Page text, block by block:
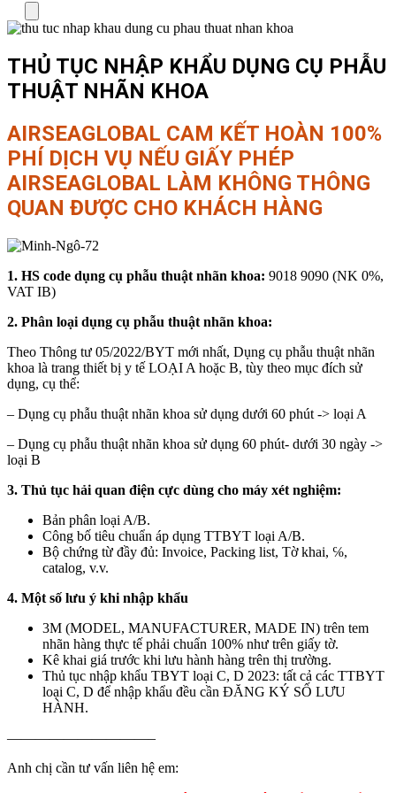
THỦ TỤC NHẬP KHẨU DỤNG CỤ PHẪU
THUẬT NHÃN KHOA
AIRSEAGLOBAL CAM KẾT HOÀN 100%
PHÍ DỊCH VỤ NẾU GIẤY PHÉP
AIRSEAGLOBAL LÀM KHÔNG THÔNG
QUAN ĐƯỢC CHO KHÁCH HÀNG
1. HS code dụng cụ phẫu thuật nhãn khoa: 9018 9090 (NK 0%,
VAT IB)
2. Phân loại dụng cụ phẫu thuật nhãn khoa:
Theo Thông tư 05/2022/BYT mới nhất, Dụng cụ phẫu thuật nhãn
khoa là trang thiết bị y tế LOẠI A hoặc B, tùy theo mục đích sử
dụng, cụ thể:
– Dụng cụ phẫu thuật nhãn khoa sử dụng dưới 60 phút -> loại A
– Dụng cụ phẫu thuật nhãn khoa sử dụng 60 phút- dưới 30 ngày ->
loại B
3. Thủ tục hải quan điện cực dùng cho máy xét nghiệm:
Bản phân loại A/B.
Công bố tiêu chuẩn áp dụng TTBYT loại A/B.
Bộ chứng từ đầy đủ: Invoice, Packing list, Tờ khai, ℅,
catalog, v.v.
4. Một số lưu ý khi nhập khẩu
3M (MODEL, MANUFACTURER, MADE IN) trên tem
nhãn hàng thực tế phải chuẩn 100% như trên giấy tờ.
Kê khai giá trước khi lưu hành hàng trên thị trường.
Thủ tục nhập khẩu TBYT loại C, D 2023: tất cả các TTBYT
loại C, D để nhập khẩu đều cần ĐĂNG KÝ SỐ LƯU
HÀNH.
——————————–
Anh chị cần tư vấn liên hệ em: